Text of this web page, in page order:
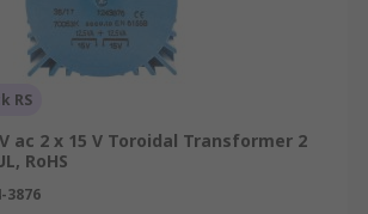
RS
V ac 2 x 15 V Toroidal Transformer 2
RoHS
3876